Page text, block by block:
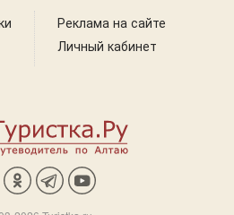
Реклама на сайте
Личный кабинет